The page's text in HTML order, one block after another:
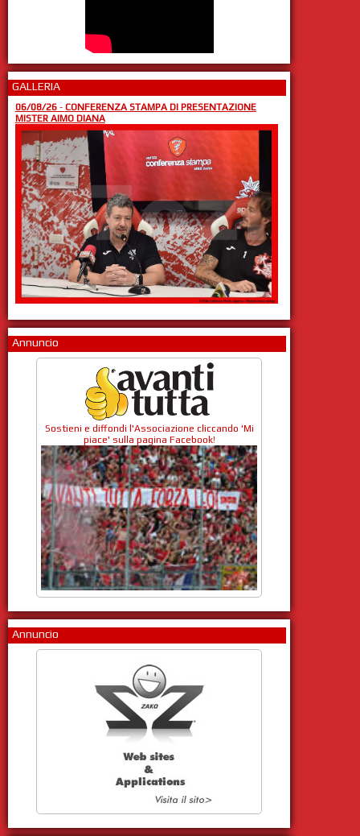
GALLERIA
06/08/26- CONFERENZA STAMPA DI PRESENTAZIONE
MISTER AIMO DIANA
Annuncio
Sostieni e diffondi l'Associazione cliccando 'Mi
piace' sulla pagina Facebook!
Annuncio